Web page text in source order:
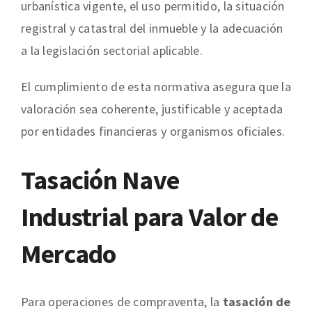
urbanística vigente, el uso permitido, la situación
registral y catastral del inmueble y la adecuación
a la legislación sectorial aplicable.
El cumplimiento de esta normativa asegura que la
valoración sea coherente, justificable y aceptada
por entidades financieras y organismos oficiales.
Tasación Nave
Industrial para Valor de
Mercado
Para operaciones de compraventa, la tasación de